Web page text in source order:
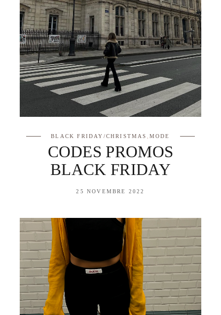
BLACK FRIDAY/CHRISTMAS MODE
CODES PROMOS
BLACK FRIDAY
25 NOVEMBRE 2022